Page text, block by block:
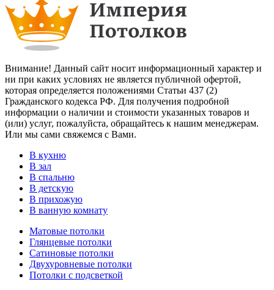
Внимание! Данный сайт носит информационный характер и
ни при каких условиях не является публичной офертой,
которая определяется положениями Статьи 437 (2)
Гражданского кодекса РФ. Для получения подробной
информации о наличии и стоимости указанных товаров и
(или) услуг, пожалуйста, обращайтесь к нашим менеджерам.
Или мы сами свяжемся с Вами.
В кухню
В зал
В спальню
В детскую
В прихожую
В ванную комнату
Матовые потолки
Глянцевые потолки
Сатиновые потолки
Двухуровневые потолки
Потолки с подсветкой